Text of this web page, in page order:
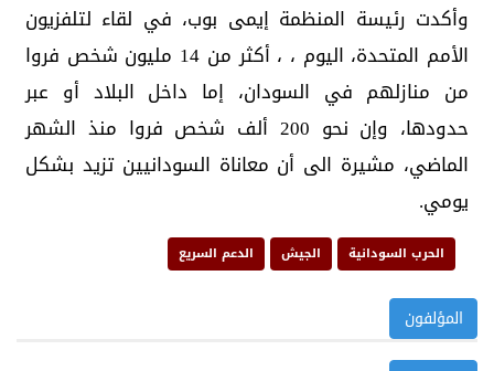
وأكدت رئيسة المنظمة إيمى بوب، في لقاء لتلفزيون
الأمم المتحدة، اليوم ، ، أكثر من 14 مليون شخص فروا
من منازلهم في السودان، إما داخل البلاد أو عبر
حدودها، وإن نحو 200 ألف شخص فروا منذ الشهر
الماضي، مشيرة الى أن معاناة السودانيين تزيد بشكل
يومي.
الحرب السودانية الجيش الدعم السريع
المؤلفون